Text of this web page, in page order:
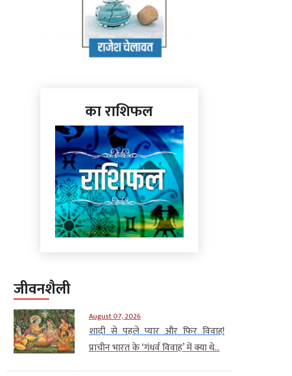
का राशिफल
जीवनशैली
August 07, 2026
शादी से पहले प्यार और फिर विवाह!
प्राचीन भारत के ‘गंधर्व विवाह’ में क्या थे...